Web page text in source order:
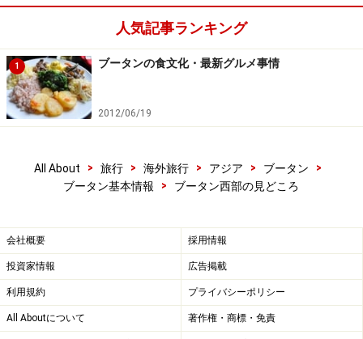
人気記事ランキング
1 ブータンの食文化・最新グルメ事情
2012/06/19
All About > 旅行 > 海外旅行 > アジア > ブータン
>
ブータン基本情報
> ブータン西部の見どころ
会社概要 採用情報
投資家情報 広告掲載
利用規約 プライバシーポリシー
All Aboutについて 著作権・商標・免責